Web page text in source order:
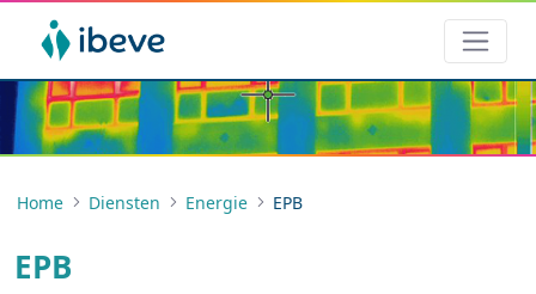
Home Diensten Energie EPB
EPB